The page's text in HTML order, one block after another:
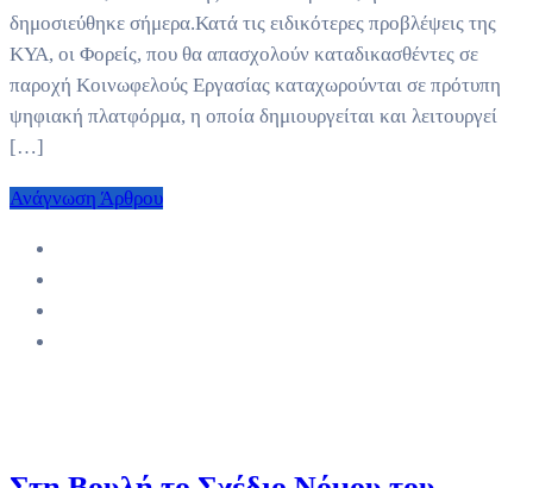
δημοσιεύθηκε σήμερα.Κατά τις ειδικότερες προβλέψεις της
ΚΥΑ, οι Φορείς, που θα απασχολούν καταδικασθέντες σε
παροχή Κοινωφελούς Εργασίας καταχωρούνται σε πρότυπη
ψηφιακή πλατφόρμα, η οποία δημιουργείται και λειτουργεί
[…]
Ανάγνωση Άρθρου